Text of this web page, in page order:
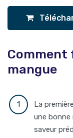
Comment
mangue
La
une bonne
saveur